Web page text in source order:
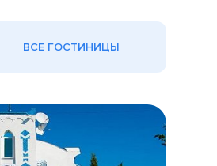
ВСЕ ГОСТИНИЦЫ